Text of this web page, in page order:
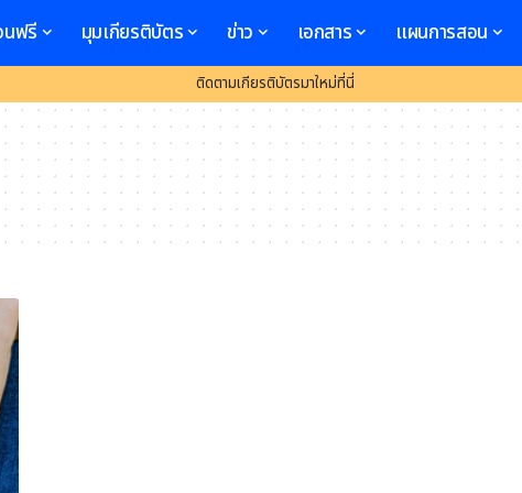
นฟรี มุมเกียรติบัตร ข่าว เอกสาร แผนการสอน
ติดตามเกียรติบัตรมาใหม่ที่นี่